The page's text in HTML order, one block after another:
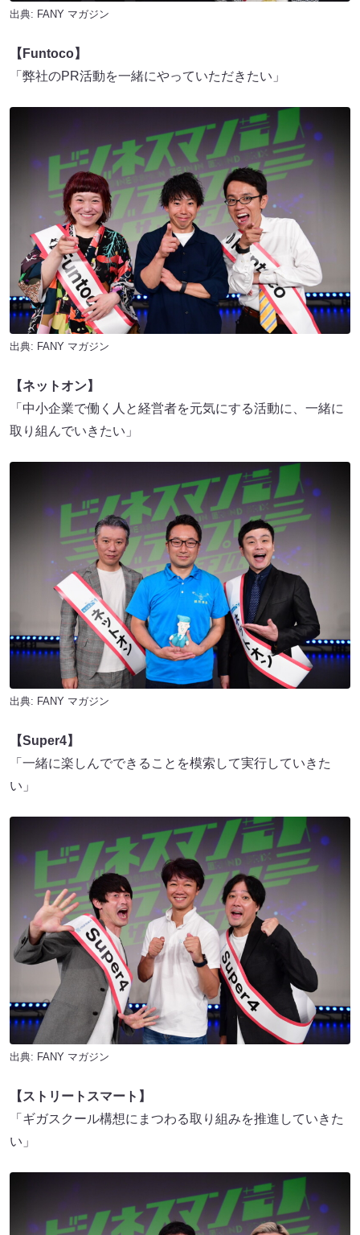
出典: FANY マガジン
【Funtoco】
「弊社のPR活動を一緒にやっていただきたい」
出典: FANY マガジン
【ネットオン】
「中小企業で働く人と経営者を元気にする活動に、一緒に
取り組んでいきたい」
出典: FANY マガジン
【Super4】
「一緒に楽しんでできることを模索して実行していきた
い」
出典: FANY マガジン
【ストリートスマート】
「ギガスクール構想にまつわる取り組みを推進していきた
い」